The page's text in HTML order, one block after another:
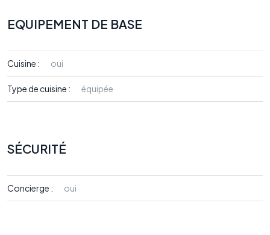
EQUIPEMENT DE BASE
Cuisine : oui
Type de cuisine : équipée
SÉCURITÉ
Concierge : oui